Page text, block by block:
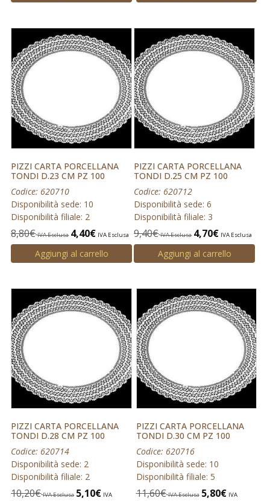
PIZZI CARTA PORCELLANA
TONDI D.23 CM PZ 100
Codice: 620710
Disponibilità sede: 10
Disponibilità filiale: 2
8,80€ IVA Esclusa 4,40€ IVA Esclusa
Aggiungi al carrello
PIZZI CARTA PORCELLANA
TONDI D.25 CM PZ 100
Codice: 620712
Disponibilità sede: 6
Disponibilità filiale: 3
9,40€ IVA Esclusa 4,70€ IVA Esclusa
Aggiungi al carrello
PIZZI CARTA PORCELLANA
TONDI D.28 CM PZ 100
Codice: 620714
Disponibilità sede: 2
Disponibilità filiale: 2
10,20€ IVA Esclusa 5,10€ IVA
PIZZI CARTA PORCELLANA
TONDI D.30 CM PZ 100
Codice: 620716
Disponibilità sede: 10
Disponibilità filiale: 5
11,60€ IVA Esclusa 5,80€ IVA